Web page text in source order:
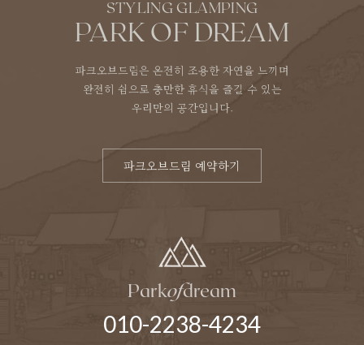
STYLING GLAMPING
PARK OF DREAM
파크오브드림은 온전히 조용한 자연을 느끼며
완전히 쉼으로 충만한 휴식을 즐길 수 있는
우리만의 공간입니다.
파크오브드림 예약하기
Parkofdream
010-2238-4234